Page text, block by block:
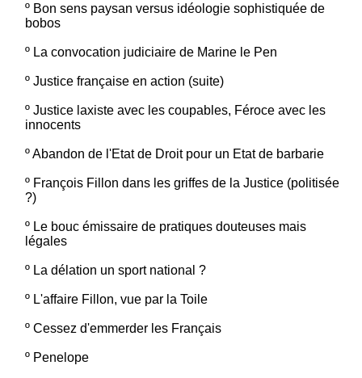
º Bon sens paysan versus idéologie sophistiquée de
bobos
º La convocation judiciaire de Marine le Pen
º Justice française en action (suite)
º Justice laxiste avec les coupables, Féroce avec les
innocents
ºAbandon de l'Etat de Droit pour un Etat de barbarie
º François Fillon dans les griffes de la Justice (politisée
?)
º Le bouc émissaire de pratiques douteuses mais
légales
º La délation un sport national ?
º L'affaire Fillon, vue par la Toile
º Cessez d'emmerder les Français
º Penelope